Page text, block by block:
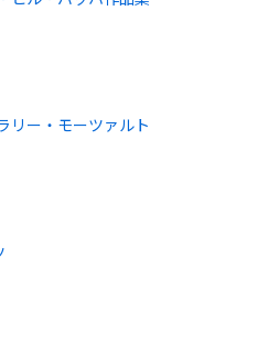
リー・モーツァルト